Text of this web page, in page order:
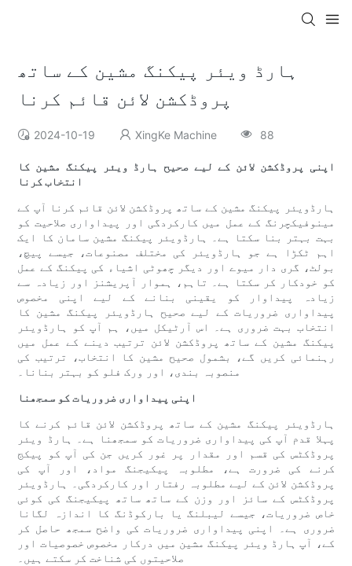
ہارڈ ویئر پیکنگ مشین کے ساتھ
پروڈکشن لائن قائم کرنا
2024-10-19 XingKe Machine 88
اپنی پروڈکشن لائن کے لیے صحیح ہارڈ ویئر پیکنگ مشین کا
انتخاب کرنا
ہارڈویئر پیکنگ مشین کے ساتھ پروڈکشن لائن قائم کرنا آپ کے
مینوفیکچرنگ کے عمل میں کارکردگی اور پیداواری صلاحیت کو
بہت بہتر بنا سکتا ہے۔ ہارڈویئر پیکنگ مشین سامان کا ایک
اہم ٹکڑا ہے جو ہارڈویئر کی مختلف مصنوعات، جیسے پیچ،
بولٹ، گری دار میوے اور دیگر چھوٹی اشیاء کی پیکنگ کے عمل
کو خودکار کر سکتا ہے۔ تاہم، ہموار آپریشنز اور زیادہ سے
زیادہ پیداوار کو یقینی بنانے کے لیے اپنی مخصوص
پیداواری ضروریات کے لیے صحیح ہارڈویئر پیکنگ مشین کا
انتخاب بہت ضروری ہے۔ اس آرٹیکل میں، ہم آپ کو ہارڈویئر
پیکنگ مشین کے ساتھ پروڈکشن لائن ترتیب دینے کے عمل میں
رہنمائی کریں گے، بشمول صحیح مشین کا انتخاب، ترتیب کی
منصوبہ بندی، اور ورک فلو کو بہتر بنانا۔
اپنی پیداواری ضروریات کو سمجھنا
ہارڈویئر پیکنگ مشین کے ساتھ پروڈکشن لائن قائم کرنے کا
پہلا قدم آپ کی پیداواری ضروریات کو سمجھنا ہے۔ ہارڈ ویئر
پروڈکٹس کی قسم اور مقدار پر غور کریں جن کی آپ کو پیکج
کرنے کی ضرورت ہے، مطلوبہ پیکیجنگ مواد، اور آپ کی
پروڈکشن لائن کے لیے مطلوبہ رفتار اور کارکردگی۔ ہارڈویئر
پروڈکٹس کے سائز اور وزن کے ساتھ ساتھ پیکیجنگ کی کوئی
خاص ضروریات، جیسے لیبلنگ یا بارکوڈنگ کا اندازہ لگانا
ضروری ہے۔ اپنی پیداواری ضروریات کی واضح سمجھ حاصل کر
کے، آپ ہارڈ ویئر پیکنگ مشین میں درکار مخصوص خصوصیات اور
صلاحیتوں کی شناخت کر سکتے ہیں۔